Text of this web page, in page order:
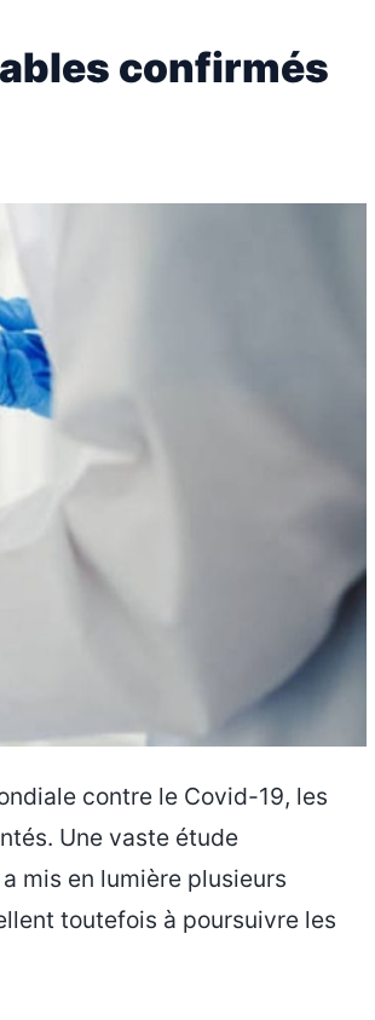
confirmés
contre le Covid-19, les
Une vaste étude
a mis en lumière plusieurs
toutefois à poursuivre les